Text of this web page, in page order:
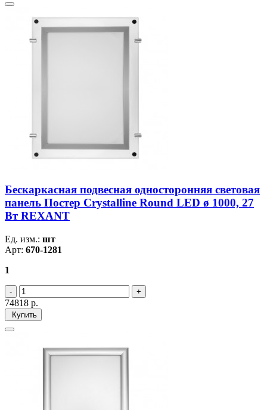
Бескаркасная подвесная односторонняя световая
панель Постер Crystalline Round LED ø 1000, 27
Вт REXANT
Ед. изм.: шт
Арт: 670-1281
1
74818 р.
Купить